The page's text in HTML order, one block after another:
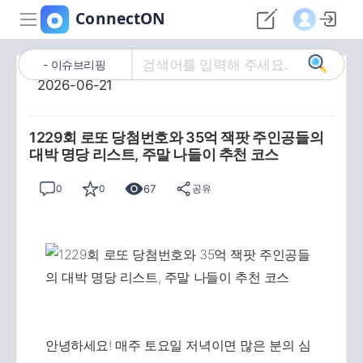
이슈브리핑
2026-06-21
1229회 로또 당첨번호와 35억 잭팟 주인공들의
대박 명당 리스트, 주말 나들이 추천 코스
0 0 67 공유
안녕하세요! 매주 토요일 저녁이면 많은 분의 심